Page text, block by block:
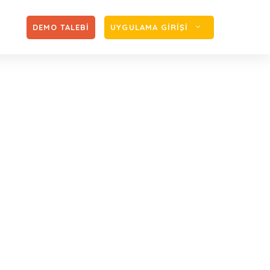
DEMO TALEBİ UYGULAMA GİRİŞİ